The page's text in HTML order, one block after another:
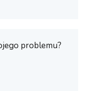
problemu?